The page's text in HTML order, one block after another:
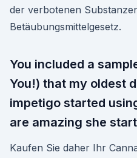
der verbotenen
Betäubungsmittelgesetz.
You included a
You!) that my oldest
impetigo started
are amazing she
Kaufen Sie daher Ihr